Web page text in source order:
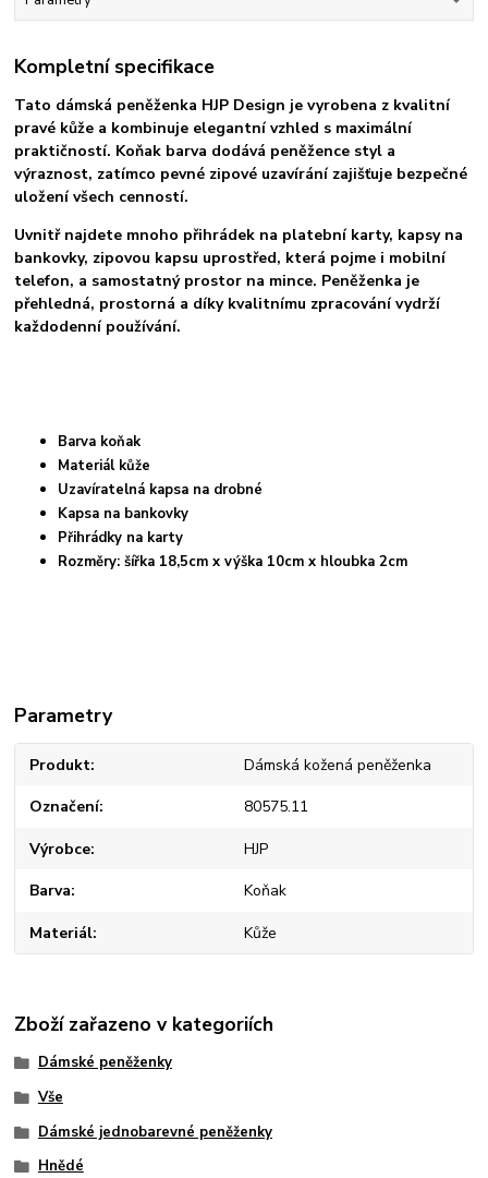
Kompletní specifikace
Tato dámská peněženka HJP Design je vyrobena z kvalitní
pravé kůže a kombinuje elegantní vzhled s maximální
praktičností. Koňak barva dodává peněžence styl a
výraznost, zatímco pevné zipové uzavírání zajišťuje bezpečné
uložení všech cenností.
Uvnitř najdete mnoho přihrádek na platební karty, kapsy na
bankovky, zipovou kapsu uprostřed, která pojme i mobilní
telefon, a samostatný prostor na mince. Peněženka je
přehledná, prostorná a díky kvalitnímu zpracování vydrží
každodenní používání.
Barva koňak
Materiál kůže
Uzavíratelná kapsa na drobné
Kapsa na bankovky
Přihrádky na karty
Rozměry: šířka 18,5cm x výška 10cm x hloubka 2cm
Parametry
Produkt Dámská kožená peněženka
Označení 80575.11
Výrobce HJP
Barva Koňak
Materiál Kůže
Zboží zařazeno v kategoriích
Dámské peněženky
Vše
Dámské jednobarevné peněženky
Hnědé